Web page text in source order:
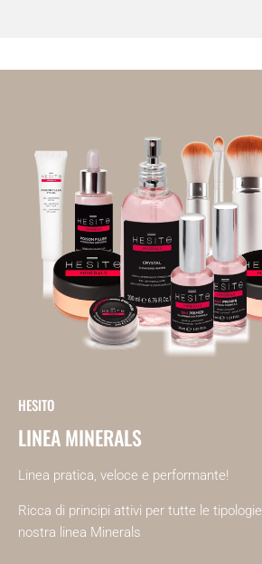
HESITO
LINEA MINERALS
Linea pratica, veloce e performante!
Ricca di principi attivi per tutte le
nostra linea Minerals